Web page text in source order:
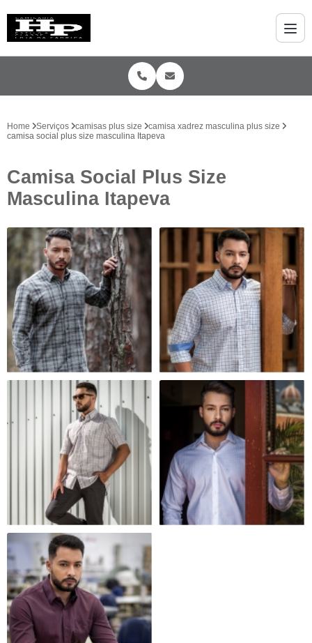
Home Serviços camisas plus size
camisa xadrez masculina plus size
camisa social plus size masculina Itapeva
Camisa Social Plus Size
Masculina Itapeva